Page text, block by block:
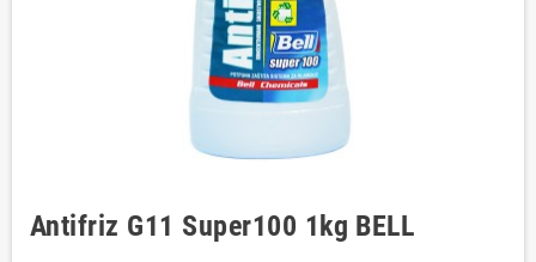
Antifriz G11 Super100 1kg BELL